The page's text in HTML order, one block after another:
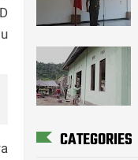
CATEGORIES